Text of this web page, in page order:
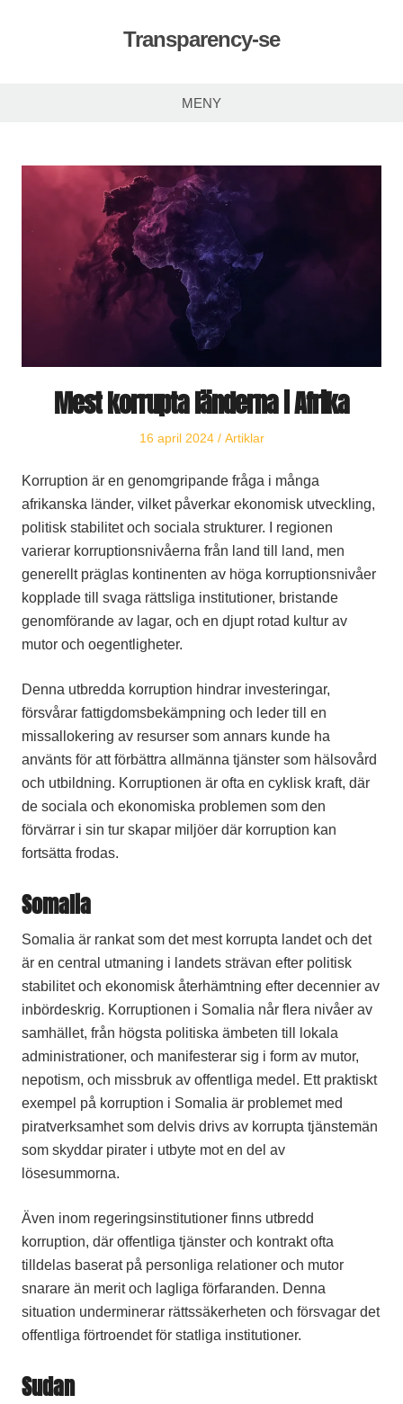
Transparency-se
MENY
Mest korrupta länderna i Afrika
Publicerat
16 april 2024
Publicerat
Artiklar
Korruption är en genomgripande fråga i många
afrikanska länder, vilket påverkar ekonomisk utveckling,
politisk stabilitet och sociala strukturer. I regionen
varierar korruptionsnivåerna från land till land, men
generellt präglas kontinenten av höga korruptionsnivåer
kopplade till svaga rättsliga institutioner, bristande
genomförande av lagar, och en djupt rotad kultur av
mutor och oegentligheter.
Denna utbredda korruption hindrar investeringar,
försvårar fattigdomsbekämpning och leder till en
missallokering av resurser som annars kunde ha
använts för att förbättra allmänna tjänster som hälsovård
och utbildning. Korruptionen är ofta en cyklisk kraft, där
de sociala och ekonomiska problemen som den
förvärrar i sin tur skapar miljöer där korruption kan
fortsätta frodas.
Somalia
Somalia är rankat som det mest korrupta landet och det
är en central utmaning i landets strävan efter politisk
stabilitet och ekonomisk återhämtning efter decennier av
inbördeskrig. Korruptionen i Somalia når flera nivåer av
samhället, från högsta politiska ämbeten till lokala
administrationer, och manifesterar sig i form av mutor,
nepotism, och missbruk av offentliga medel. Ett praktiskt
exempel på korruption i Somalia är problemet med
piratverksamhet som delvis drivs av korrupta tjänstemän
som skyddar pirater i utbyte mot en del av
lösesummorna.
Även inom regeringsinstitutioner finns utbredd
korruption, där offentliga tjänster och kontrakt ofta
tilldelas baserat på personliga relationer och mutor
snarare än merit och lagliga förfaranden. Denna
situation underminerar rättssäkerheten och försvagar det
offentliga förtroendet för statliga institutioner.
Sudan